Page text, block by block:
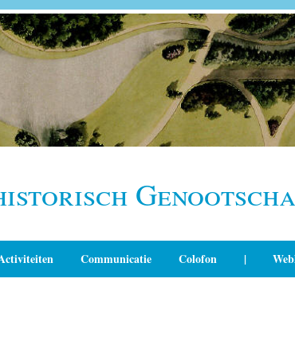
Communicatie Colofon |